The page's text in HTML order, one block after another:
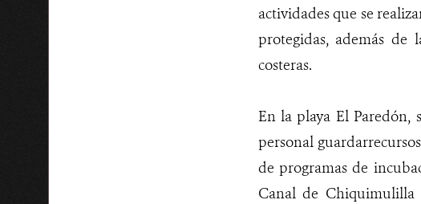
actividades que se
protegidas, además
costeras.
En la playa El Paredón,
personal
de programas de
Canal de